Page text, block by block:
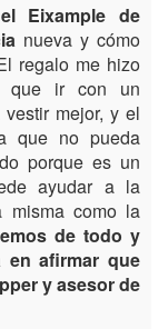
Eixample de
nueva y cómo
regalo me hizo
que ir con un
mejor, y el
que no pueda
porque es un
ayudar a la
misma como la
de todo y
en afirmar que
y asesor de